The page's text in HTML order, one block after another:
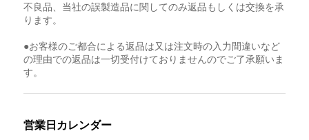
不良品、当社の誤製造品に関してのみ返品もしくは交換を承
ります。
●お客様のご都合による返品は又は注文時の入力間違いなど
の理由での返品は一切受付けておりませんのでご了承願いま
す。
営業日カレンダー